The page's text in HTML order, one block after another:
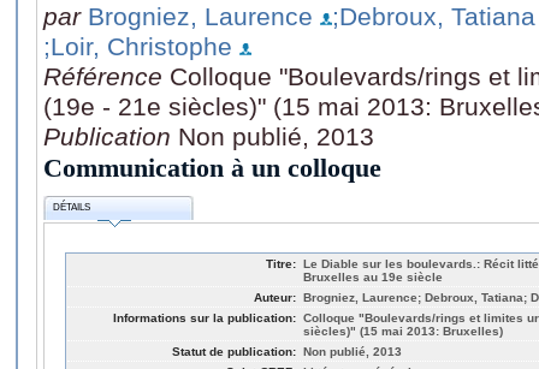
par Brogniez, Laurence
;Debroux, Tatiana
;Loir, Christophe
Référence Colloque "Boulevards/rings et
(19e - 21e siècles)" (15 mai 2013:
Publication Non publié, 2013
Communication à un colloque
DÉTAILS
Titre: Le Diable sur les boulevards.: Récit
Bruxelles au 19e siècle
Auteur: Brogniez, Laurence; Debroux, Tatiana;
Informations sur la publication: Colloque "Boulevards/rings et limites
siècles)" (15 mai 2013: Bruxelles)
Statut de publication: Non publié, 2013